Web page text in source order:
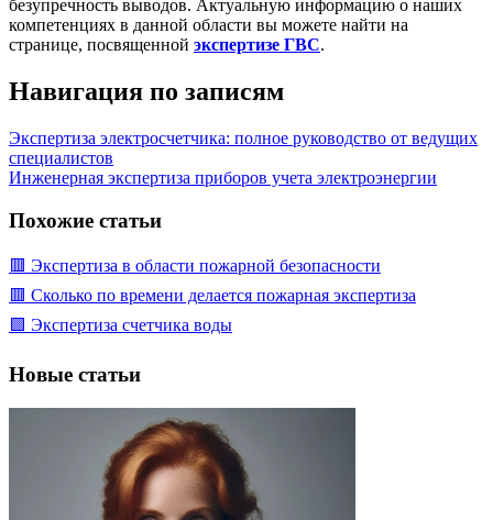
безупречность выводов. Актуальную информацию о наших
компетенциях в данной области вы можете найти на
странице, посвященной экспертизе ГВС.
Навигация по записям
Экспертиза электросчетчика: полное руководство от ведущих
специалистов
Инженерная экспертиза приборов учета электроэнергии
Похожие статьи
🟥 Экспертиза в области пожарной безопасности
🟥 Сколько по времени делается пожарная экспертиза
🟩 Экспертиза счетчика воды
Новые статьи